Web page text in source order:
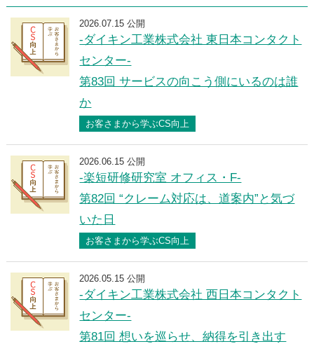
2026.07.15 公開
-ダイキン工業株式会社 東日本コンタクト
センター-
第83回 サービスの向こう側にいるのは誰
か
お客さまから学ぶCS向上
2026.06.15 公開
-楽短研修研究室 オフィス・F-
第82回 “クレーム対応は、道案内”と気づ
いた日
お客さまから学ぶCS向上
2026.05.15 公開
-ダイキン工業株式会社 西日本コンタクト
センター-
第81回 想いを巡らせ、納得を引き出す